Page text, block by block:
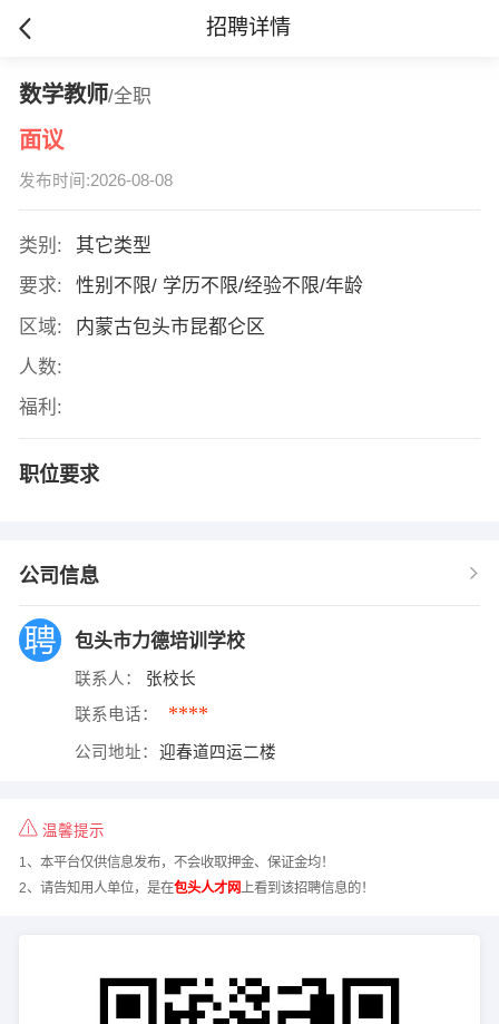
招聘详情
数学教师/全职
面议
发布时间:2026-08-08
类别:
其它类型
要求:
性别不限/ 学历不限/经验不限/年龄
区域:
内蒙古包头市昆都仑区
人数:
福利:
职位要求
公司信息
包头市力德培训学校
联系人： 张校长
联系电话： ****
公司地址： 迎春道四运二楼
温馨提示
1、本平台仅供信息发布，不会收取押金、保证金均！
2、请告知用人单位，是在包头人才网上看到该招聘信息的！